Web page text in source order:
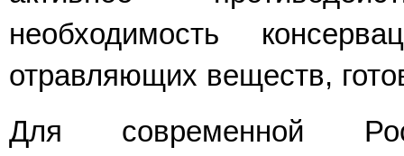
необходимость
отравляющих веществ,
Для современной